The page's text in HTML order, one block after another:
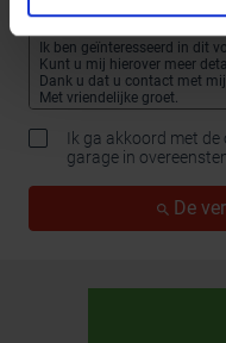
gebruik van hun
Ik ga akkoord met
garage in
De